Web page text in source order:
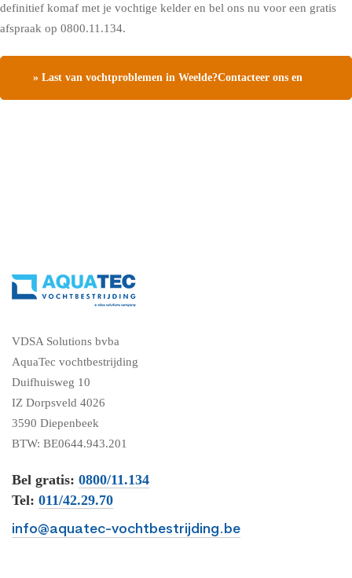
definitief komaf met je vochtige kelder en bel ons nu voor een gratis
afspraak op 0800.11.134.
» Last van vochtproblemen in Weelde?Contacteer ons en
VDSA Solutions bvba
AquaTec vochtbestrijding
Duifhuisweg 10
IZ Dorpsveld 4026
3590 Diepenbeek
BTW: BE0644.943.201
Bel gratis: 0800/11.134
Tel: 011/42.29.70
info@aquatec-vochtbestrijding.be